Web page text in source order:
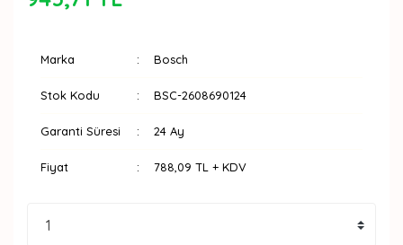
Marka Bosch
Stok Kodu BSC-2608690124
Garanti Süresi 24 Ay
Fiyat 788,09 TL + KDV